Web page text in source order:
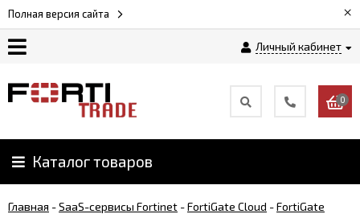
Полная версия сайта ×
Личный кабинет
0
Каталог товаров
Главная -SaaS-сервисы Fortinet -FortiGate Cloud -FortiGate